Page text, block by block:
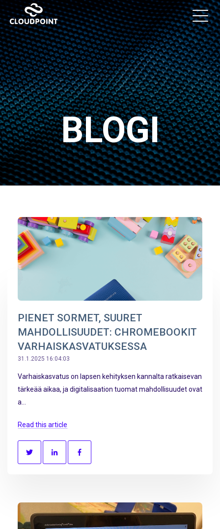
BLOGI
PIENET SORMET, SUURET
MAHDOLLISUUDET: CHROMEBOOKIT
VARHAISKASVATUKSESSA
31.1.2025 16:04:03
Varhaiskasvatus on lapsen kehityksen kannalta ratkaisevan
tärkeää aikaa, ja digitalisaation tuomat mahdollisuudet ovat
a...
Read this article